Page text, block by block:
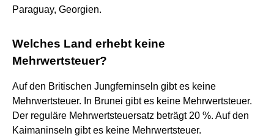
Paraguay, Georgien.
Welches Land erhebt keine
Mehrwertsteuer?
Auf den Britischen Jungferninseln gibt es keine
Mehrwertsteuer. In Brunei gibt es keine Mehrwertsteuer.
Der reguläre Mehrwertsteuersatz beträgt 20 %. Auf den
Kaimaninseln gibt es keine Mehrwertsteuer.